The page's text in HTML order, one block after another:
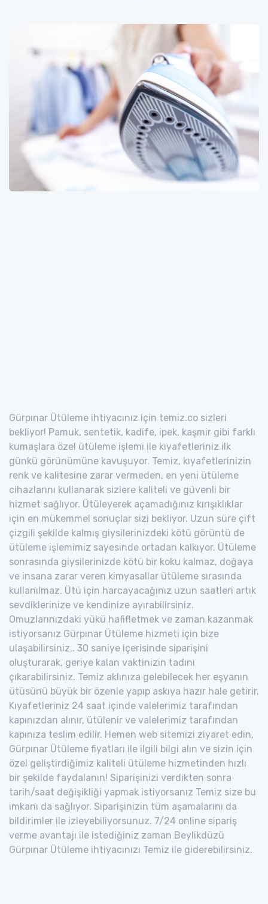
Gürpınar Ütüleme ihtiyacınız için temiz.co sizleri
bekliyor! Pamuk, sentetik, kadife, ipek, kaşmir gibi farklı
kumaşlara özel ütüleme işlemi ile kıyafetleriniz ilk
günkü görünümüne kavuşuyor. Temiz, kıyafetlerinizin
renk ve kalitesine zarar vermeden, en yeni ütüleme
cihazlarını kullanarak sizlere kaliteli ve güvenli bir
hizmet sağlıyor. Ütüleyerek açamadığınız kırışıklıklar
için en mükemmel sonuçlar sizi bekliyor. Uzun süre çift
çizgili şekilde kalmış giysilerinizdeki kötü görüntü de
ütüleme işlemimiz sayesinde ortadan kalkıyor. Ütüleme
sonrasında giysilerinizde kötü bir koku kalmaz, doğaya
ve insana zarar veren kimyasallar ütüleme sırasında
kullanılmaz. Ütü için harcayacağınız uzun saatleri artık
sevdiklerinize ve kendinize ayırabilirsiniz.
Omuzlarınızdaki yükü hafifletmek ve zaman kazanmak
istiyorsanız Gürpınar Ütüleme hizmeti için bize
ulaşabilirsiniz.. 30 saniye içerisinde siparişini
oluşturarak, geriye kalan vaktinizin tadını
çıkarabilirsiniz. Temiz aklınıza gelebilecek her eşyanın
ütüsünü büyük bir özenle yapıp askıya hazır hale getirir.
Kıyafetleriniz 24 saat içinde valelerimiz tarafından
kapınızdan alınır, ütülenir ve valelerimiz tarafından
kapınıza teslim edilir. Hemen web sitemizi ziyaret edin,
Gürpınar Ütüleme fiyatları ile ilgili bilgi alın ve sizin için
özel geliştirdiğimiz kaliteli ütüleme hizmetinden hızlı
bir şekilde faydalanın! Siparişinizi verdikten sonra
tarih/saat değişikliği yapmak istiyorsanız Temiz size bu
imkanı da sağlıyor. Siparişinizin tüm aşamalarını da
bildirimler ile izleyebiliyorsunuz. 7/24 online sipariş
verme avantajı ile istediğiniz zaman Beylikdüzü
Gürpınar Ütüleme ihtiyacınızı Temiz ile giderebilirsiniz.